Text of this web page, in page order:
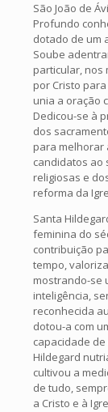
São João de
Profundo
dotado de um
Soube
particular, nos
por Cristo
unia a oração
Dedicou-se à
dos
para melhorar
candidatos ao
religiosas e
reforma da
Santa
feminina do
contribuição
tempo,
mostrando-se
inteligência,
reconhecida
dotou-a com
capacidade
Hildegard
cultivou a
de tudo,
a Cristo e à